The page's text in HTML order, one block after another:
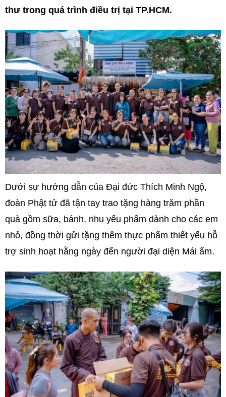
thư trong quá trình điều trị tại TP.HCM.
Dưới sự hướng dẫn của Đại đức Thích Minh Ngộ,
đoàn Phật tử đã tận tay trao tặng hàng trăm phần
quà gồm sữa, bánh, nhu yếu phẩm dành cho các em
nhỏ, đồng thời gửi tặng thêm thực phẩm thiết yếu hỗ
trợ sinh hoạt hằng ngày đến người đại diện Mái ấm.